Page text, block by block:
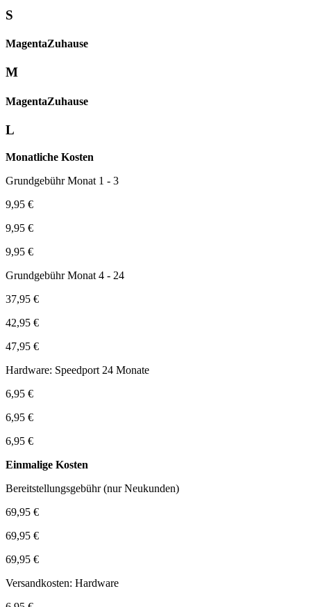
S
Magenta­Zuhause
M
Magenta­Zuhause
L
Monatliche Kosten
Grundgebühr Monat 1 - 3
9,95 €
9,95 €
9,95 €
Grundgebühr Monat 4 - 24
37,95 €
42,95 €
47,95 €
Hardware: Speedport 24 Monate
6,95 €
6,95 €
6,95 €
Einmalige Kosten
Bereitstellungsgebühr (nur Neukunden)
69,95 €
69,95 €
69,95 €
Versandkosten: Hardware